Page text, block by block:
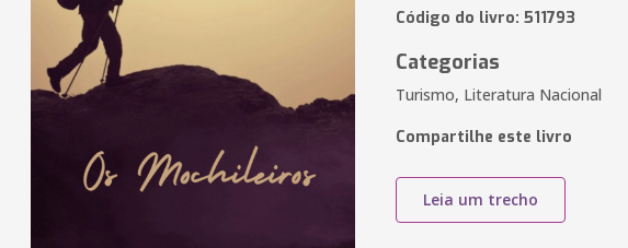
Código do livro: 511793
Categorias
Turismo, Literatura Nacional
Compartilhe este livro
Leia um trecho